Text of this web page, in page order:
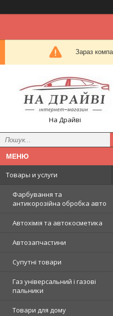
Зараз
На Драйві
Товары и услуги
Фарбування та
антикорозійна обробка авто
Автохімія та автокосметика
Автозапчастини
Супутні товари
Газ універсальний і газові
пальники
Товари для дому